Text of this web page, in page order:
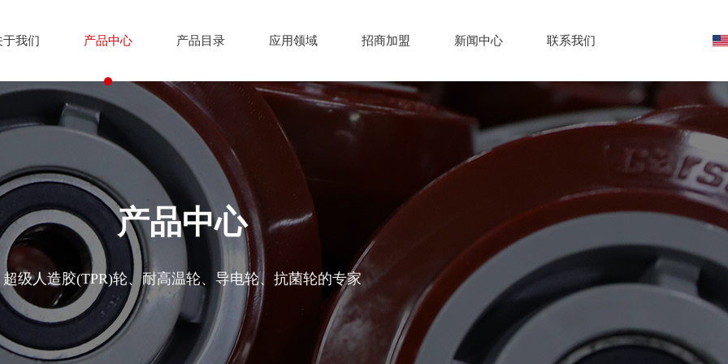
于我们 产品中心 产品目录 应用领域 招商加盟 新闻中心 联系我们
产品中心
超级人造胶(TPR)轮、耐高温轮、导电轮、抗菌轮的专家